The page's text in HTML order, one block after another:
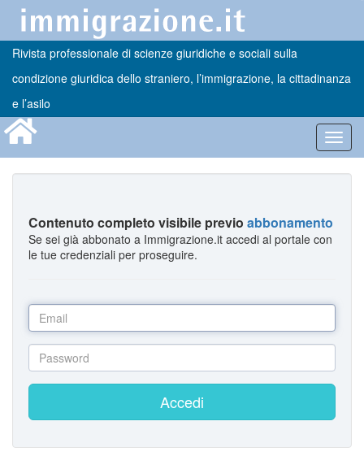
Rivista professionale di scienze giuridiche e sociali sulla
condizione giuridica dello straniero, l’immigrazione, la cittadinanza
e l’asilo
Contenuto completo visibile previo abbonamento
Se sei già abbonato a Immigrazione.it accedi al portale con
le tue credenziali per proseguire.
Accedi